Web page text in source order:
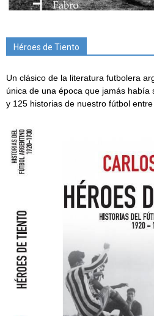
Héroes de Tiento
Un clásico de la literatura futbolera
única de una época que jamás había
y 125 historias de nuestro fútbol